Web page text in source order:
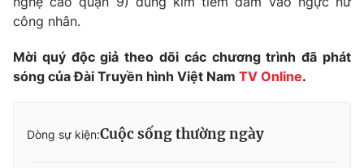
Chuyên mục khác
Photo Infographic
Video Shorts video
công nhân.
Mời quý độc giả theo dõi các chương trình đã phát
sóng của Đài Truyền hình Việt Nam TV Online.
Dòng sự kiện:Cuộc sống thường ngày